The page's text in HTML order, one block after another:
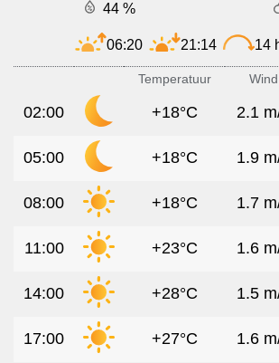
44 %
06:20 21:14 14
Temperatuur Wind
02:00 +18°C 2.1
05:00 +18°C 1.9
08:00 +18°C 1.7
11:00 +23°C 1.6
14:00 +28°C 1.5
17:00 +27°C 1.6